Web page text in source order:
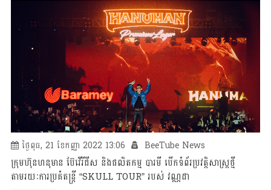
ថ្ងៃពុធ, 21 ខែកញ្ញា 2022 13:06 BeeTube News
ក្រុមហ៊ុនហនុមាន ប៊ែវើរីជីស និង​ផលិតកម្ម បារមី​ បើកទំព័រប្រវត្តិសាស្ត្រថ្មី
តាមរយៈការប្រគំតន្រ្តី “SKULL TOUR” របស់ វណ្ណដា